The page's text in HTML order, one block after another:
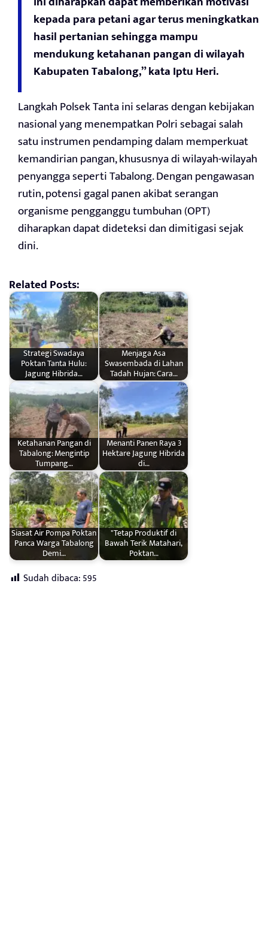
kepada para petani agar terus meningkatkan
hasil pertanian sehingga mampu
mendukung ketahanan pangan di wilayah
Kabupaten Tabalong,” kata Iptu Heri.
Langkah Polsek Tanta ini selaras dengan kebijakan
nasional yang menempatkan Polri sebagai salah
satu instrumen pendamping dalam memperkuat
kemandirian pangan, khususnya di wilayah-wilayah
penyangga seperti Tabalong. Dengan pengawasan
rutin, potensi gagal panen akibat serangan
organisme pengganggu tumbuhan (OPT)
diharapkan dapat dideteksi dan dimitigasi sejak
dini.
Related Posts:
Strategi Swadaya
Poktan Tanta Hulu:
Jagung Hibrida…
Menjaga Asa
Swasembada di Lahan
Tadah Hujan: Cara…
Ketahanan Pangan di
Tabalong: Mengintip
Tumpang…
Menanti Panen Raya 3
Hektare Jagung Hibrida
di…
Siasat Air Pompa Poktan
Panca Warga Tabalong
Demi…
"Tetap Produktif di
Bawah Terik Matahari,
Poktan…
Sudah dibaca:595